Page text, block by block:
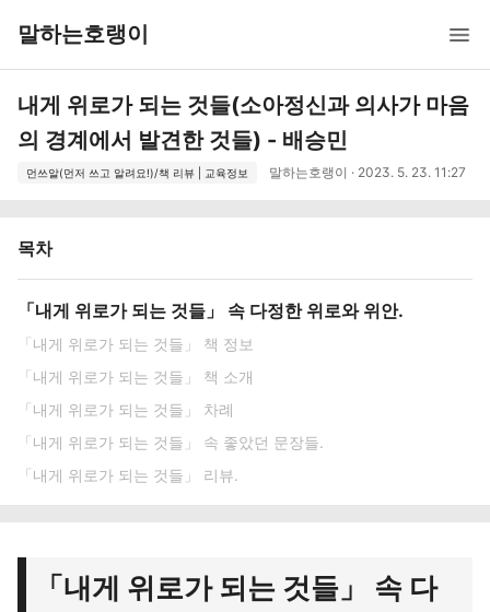
말하는호랭이
내게 위로가 되는 것들(소아정신과 의사가 마음
의 경계에서 발견한 것들) - 배승민
먼쓰알(먼저 쓰고 알려요!)/책 리뷰 | 교육정보 말하는호랭이 · 2023. 5. 23. 11:27
목차
「내게 위로가 되는 것들」 속 다정한 위로와 위안.
「내게 위로가 되는 것들」 책 정보
「내게 위로가 되는 것들」 책 소개
「내게 위로가 되는 것들」 차례
「내게 위로가 되는 것들」 속 좋았던 문장들.
「내게 위로가 되는 것들」 리뷰.
「내게 위로가 되는 것들」 속 다